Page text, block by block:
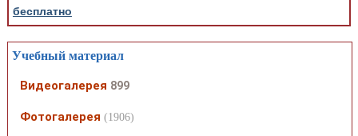
бесплатно
Учебный материал
Видеогалерея 899
Фотогалерея (1906)